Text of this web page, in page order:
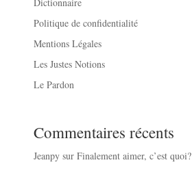
Politique de confidentialité
Mentions Légales
Les Justes Notions
Le Pardon
Commentaires récents
Jeanpy surFinalement aimer, c’est quoi?